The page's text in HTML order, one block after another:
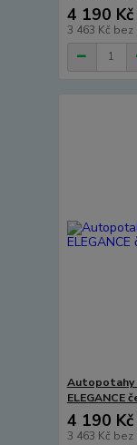
4 190 Kč
3 463 Kč bez
Autopotahy
ELEGANCE
4 190 Kč
3 463 Kč bez